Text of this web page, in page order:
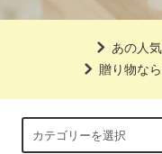
あの人
贈り物な